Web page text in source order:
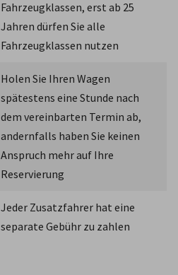
Fahrzeugklassen, erst ab 25
Jahren dürfen Sie alle
Fahrzeugklassen nutzen
Holen Sie Ihren Wagen
spätestens eine Stunde nach
dem vereinbarten Termin ab,
andernfalls haben Sie keinen
Anspruch mehr auf Ihre
Reservierung
Jeder Zusatzfahrer hat eine
separate Gebühr zu zahlen